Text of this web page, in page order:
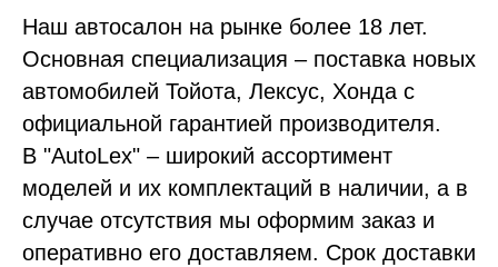
Наш автосалон на рынке более 18 лет.
Основная специализация – поставка новых
автомобилей Тойота, Лексус, Хонда с
официальной гарантией производителя.
В "AutoLex" – широкий ассортимент
моделей и их комплектаций в наличии, а в
случае отсутствия мы оформим заказ и
оперативно его доставляем. Срок доставки